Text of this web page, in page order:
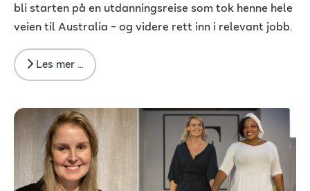
bli starten på en utdanningsreise som tok henne hele
veien til Australia – og videre rett inn i relevant jobb.
Les mer …